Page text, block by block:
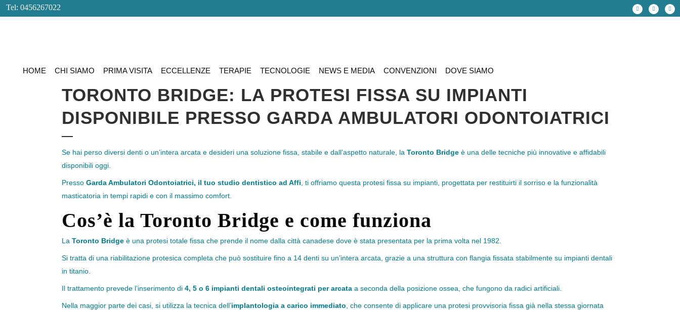
Tel: 0456267022
HOME CHI SIAMO PRIMA VISITA ECCELLENZE TERAPIE TECNOLOGIE NEWS E MEDIA CONVENZIONI DOVE SIAMO
TORONTO BRIDGE: LA PROTESI FISSA SU IMPIANTI
DISPONIBILE PRESSO GARDA AMBULATORI ODONTOIATRICI
Se hai perso diversi denti o un’intera arcata e desideri una soluzione fissa, stabile e dall’aspetto naturale, la Toronto Bridge è una delle tecniche più innovative e affidabili
disponibili oggi.
Presso Garda Ambulatori Odontoiatrici, il tuo studio dentistico ad Affi , ti offriamo questa protesi fissa su impianti, progettata per restituirti il sorriso e la funzionalità
masticatoria in tempi rapidi e con il massimo comfort.
Cos’è la Toronto Bridge e come funziona
La Toronto Bridge è una protesi totale fissa che prende il nome dalla città canadese dove è stata presentata per la prima volta nel 1982.
Si tratta di una riabilitazione protesica completa che può sostituire fino a 14 denti su un’intera arcata, grazie a una struttura con flangia fissata stabilmente su impianti dentali
in titanio.
Il trattamento prevede l’inserimento di 4, 5 o 6 impianti dentali osteointegrati per arcata a seconda della posizione ossea, che fungono da radici artificiali.
Nella maggior parte dei casi, si utilizza la tecnica dell’implantologia a carico immediato , che consente di applicare una protesi provvisoria fissa già nella stessa giornata